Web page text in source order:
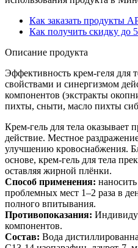
Как заказать продукты
Как получить скидку до
Описание продукта
Эффективность крем-геля для
свойствами и синергизмом
компонентов (экстракты
пихты, сныти, масло пихты
Крем-гель для тела оказывает
действие. Местное
улучшению кровоснабжения.
основе, крем-гель для тела
оставляя жирной плёнки.
Способ применения:
проблемных мест 1–2 раза в
полного впитывания.
Противопоказания:
компонентов.
Состав: Вода